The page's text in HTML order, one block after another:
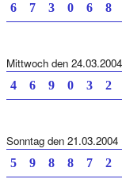
6 7 3 0 6
Mittwoch den 24.03.2004
4 6 9 0 3
Sonntag den 21.03.2004
5 9 8 8 7